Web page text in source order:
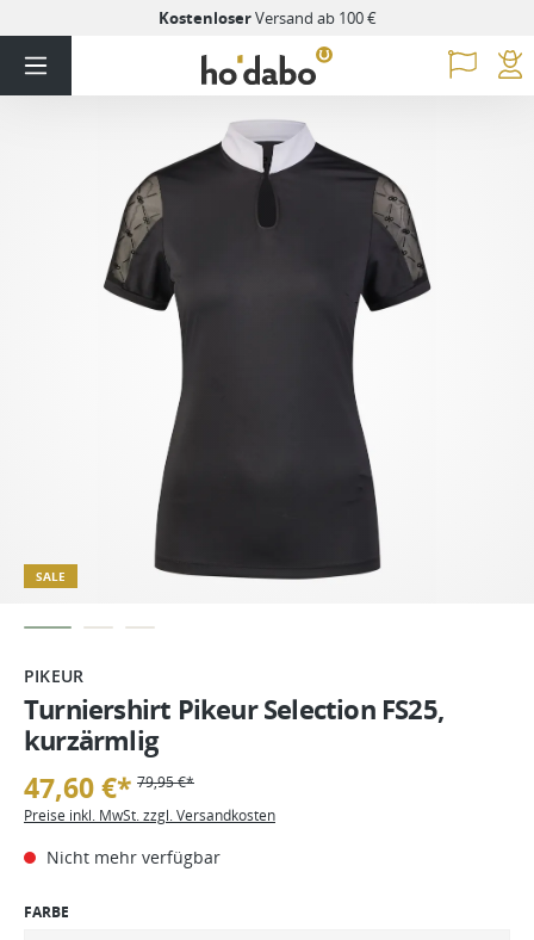
KostenloserVersand ab 100 €
SALE
PIKEUR
Turniershirt Pikeur Selection FS25,
kurzärmlig
47,60 €* 79,95 €*
Preise inkl. MwSt. zzgl. Versandkosten
Nicht mehr verfügbar
FARBE